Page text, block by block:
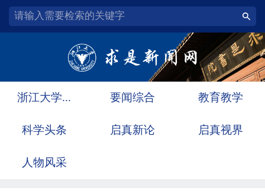
浙江大学... 要闻综合 教育教学
科学头条 启真新论 启真视界
人物风采